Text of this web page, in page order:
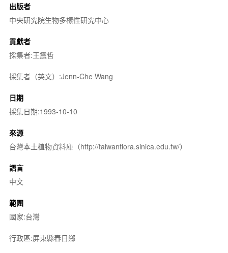
出版者
中央研究院生物多樣性研究中心
貢獻者
採集者:王震哲
採集者（英文）:Jenn-Che Wang
日期
採集日期:1993-10-10
來源
台灣本土植物資料庫（http://taiwanflora.sinica.edu.tw/）
語言
中文
範圍
國家:台灣
行政區:屏東縣春日鄉